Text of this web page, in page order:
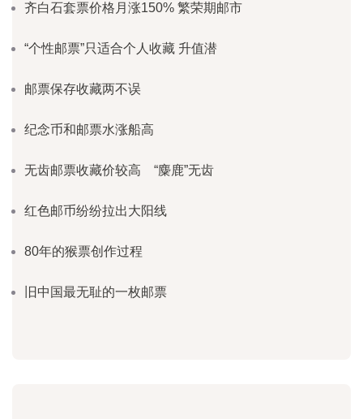
齐白石套票价格月涨150% 繁荣期邮市
“个性邮票”只适合个人收藏 升值潜
邮票保存收藏两不误
纪念币和邮票水涨船高
无齿邮票收藏价较高 “麋鹿”无齿
红色邮币纷纷拉出大阳线
80年的猴票创作过程
旧中国最无耻的一枚邮票